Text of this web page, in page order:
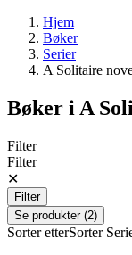
Hjem
Bøker
Serier
A Solitaire
Bøker i A
Filter
Filter
✕
Filter
Se produkter (2)
Sorter etterSorter